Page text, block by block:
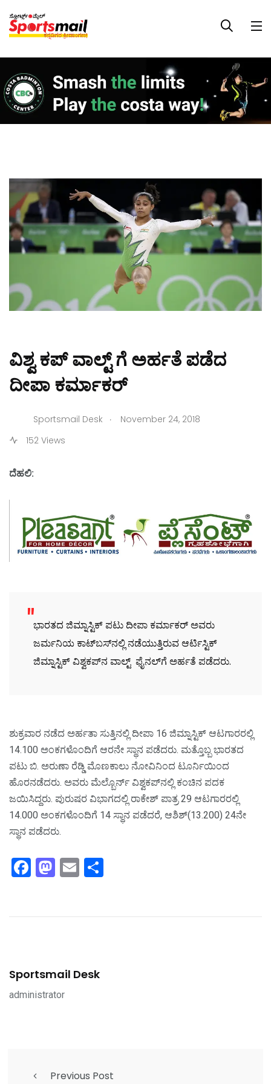
ವಿಶ್ವ ಕಪ್ ವಾಲ್ಟ್ ಗೆ ಅರ್ಹತೆ ಪಡೆದ
ದೀಪಾ ಕರ್ಮಾಕರ್
Sportsmail Desk .
November 24, 2018
152 Views
ದೆಹಲಿ:
ಭಾರತದ ಜಿಮ್ನಾಸ್ಟಿಕ್ ಪಟು ದೀಪಾ ಕರ್ಮಾಕರ್ ಅವರು
ಜರ್ಮನಿಯ ಕಾಟ್‌ಬಸ್‌ನಲ್ಲಿ ನಡೆಯುತ್ತಿರುವ ಆರ್ಟಿಸ್ಟಿಕ್
ಜಿಮ್ನಾಸ್ಟಿಕ್ ವಿಶ್ವಕಪ್‌ನ ವಾಲ್ಟ್ ಫೈನಲ್‌ಗೆ ಅರ್ಹತೆ ಪಡೆದರು.
ಶುಕ್ರವಾರ ನಡೆದ ಅರ್ಹತಾ ಸುತ್ತಿನಲ್ಲಿ ದೀಪಾ 16 ಜಿಮ್ನಾಸ್ಟಿಕ್ ಆಟಗಾರರಲ್ಲಿ
14.100 ಅಂಕಗಳೊಂದಿಗೆ ಆರನೇ ಸ್ಥಾನ ಪಡೆದರು. ಮತ್ತೊಬ್ಬ ಭಾರತದ
ಪಟು ಬಿ. ಅರುಣಾ ರೆಡ್ಡಿ ಮೊಣಕಾಲು ನೋವಿನಿಂದ ಟೂರ್ನಿಯಿಂದ
ಹೊರನಡೆದರು. ಅವರು ಮೆಲ್ಬೊರ್ನ್ ವಿಶ್ವಕಪ್‌ನಲ್ಲಿ ಕಂಚಿನ ಪದಕ
ಜಯಿಸಿದ್ದರು. ಪುರುಷರ ವಿಭಾಗದಲ್ಲಿ ರಾಕೇಶ್ ಪಾತ್ರ 29 ಆಟಗಾರರಲ್ಲಿ
14.000 ಅಂಕಗಳೊಂದಿಗೆ 14 ಸ್ಥಾನ ಪಡೆದರೆ, ಆಶಿಶ್(13.200) 24ನೇ
ಸ್ಥಾನ ಪಡೆದರು.
Facebook
Mastodon
Email
Sportsmail Desk
administrator
Previous Post